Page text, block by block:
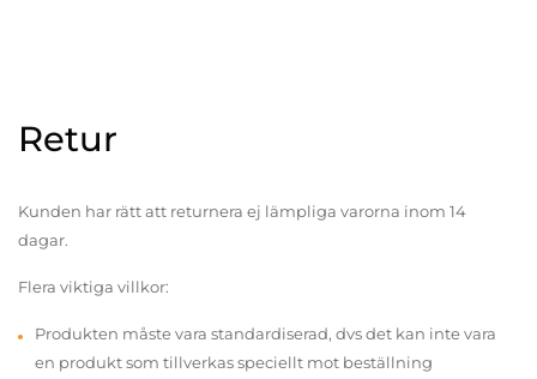
Retur
Kunden har rätt att returnera ej lämpliga varorna inom 14
dagar.
Flera viktiga villkor:
Produkten måste vara standardiserad, dvs det kan inte vara
en produkt som tillverkas speciellt mot beställning